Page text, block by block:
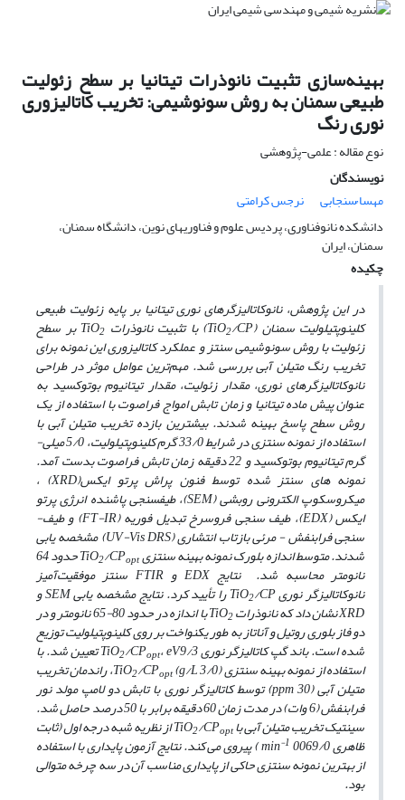
بهینه‌سازی تثبیت نانوذرات تیتانیا بر سطح زئولیت
طبیعی سمنان به روش سونوشیمی: تخریب کاتالیزوری
نوری رنگ
نوع مقاله : علمی-پژوهشی
نویسندگان
مهسا ُسنجابی
نرجس کرامتی
دانشکده نانوفناوری، پردیس علوم و فناوریهای نوین، دانشگاه سمنان،
سمنان، ایران
چکیده
در این پژوهش، نانوکاتالیزگر­های نوری تیتانیا بر پایه زئولیت طبیعی
کلینوپتیلولیت سمنان (TiO 2/CP) با تثبیت نانوذرات TiO 2 بر سطح
زئولیت با روش سونوشیمی سنتز و عملکرد کاتالیزوری این نمونه برای
تخریب رنگ متیلن آبی بررسی شد. مهم‌ترین عوامل موثر در طراحی
نانوکاتالیزگر­های نوری، مقدار زئولیت، مقدار تیتانیوم بوتوکسید به
عنوان پیش ماده تیتانیا و زمان تابش امواج فراصوت با استفاده از یک
روش سطح پاسخ بهینه شدند. بیشترین بازده تخریب متیلن آبی با
استفاده از نمونه سنتزی در شرایط 33/0 گرم کلینوپتیلولیت، 5/0 میلی­
گرم تیتانیوم بوتوکسید و 22 دقیقه زمان تابش فراصوت بدست آمد.
نمونه ­های سنتز شده توسط فنون پراش پرتو ایکس(XRD) ،
میکروسکوپ الکترونی روبشی (SEM)، طیف­سنجی پاشنده­ انرژی پرتو
ایکس (EDX)، طیف ­سنجی فروسرخ تبدیل فوریه (FT-IR) و طیف­
سنجی فرابنفش - مرئی بازتاب انتشاری (UV-Vis DRS) مشخصه­ یابی
شدند. متوسط اندازه بلورک نمونه بهینه سنتزی TiO 2/CPopt حدود 64
نانومتر محاسبه شد. نتایج EDX و FTIR سنتز موفقیت‌آمیز
نانوکاتالیزگر نوری TiO 2 /CP را تأیید کرد. نتایج مشخصه ­یابی SEM و
XRD نشان داد که نانوذرات TiO 2 با اندازه در حدود 80-65 نانومتر و در
دو فاز بلوری روتیل و آناتاز به طور یکنواخت بر روی کلینوپتیلولیت توزیع
شده است. باند گپ کاتالیزگر نوری TiO 2/CPopt ، eV9/3 تعیین شد. با
استفاده از نمونه بهینه سنتزی TiO 2/CPopt (g/L 3/0)، راندمان تخریب
متیلن آبی (ppm 30) توسط کاتالیزگر نوری با تابش دو لامپ مولد نور
فرابنفش (6 وات) در مدت زمان 60 دقیقه برابر با 50 درصد حاصل شد.
سینتیک تخریب متیلن آبی با TiO 2/CPopt از نظریه شبه درجه اول (ثابت
ظاهری min -1 0069/0 ) پیروی می­ کند. نتایج آزمون پایداری با استفاده
از بهترین نمونه سنتزی حاکی از پایداری مناسب آن در سه چرخه متوالی
بود.